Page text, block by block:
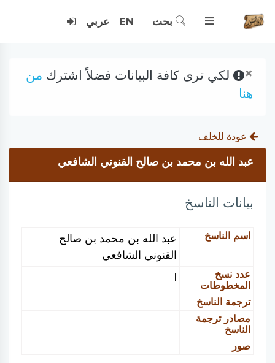
بحث EN عربي
× لكي ترى كافة البيانات فضلاً اشترك من
هنا
عودة للخلف
عبد الله بن محمد بن صالح القنوني الشافعي
بيانات الناسخ
اسم الناسخ
عبد الله بن محمد بن صالح
القنوني الشافعي
عدد نسخ
المخطوطات
1
ترجمة الناسخ
مصادر ترجمة
الناسخ
صور